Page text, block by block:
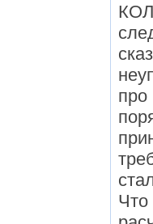
про
Что